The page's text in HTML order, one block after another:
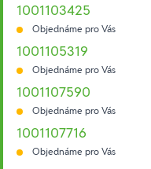
1001103425
Objednáme pro Vás
1001105319
Objednáme pro Vás
1001107590
Objednáme pro Vás
1001107716
Objednáme pro Vás